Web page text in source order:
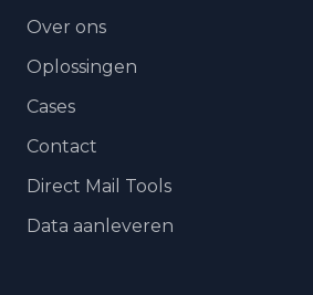
Over ons
Oplossingen
Cases
Contact
Direct Mail Tools
Data aanleveren